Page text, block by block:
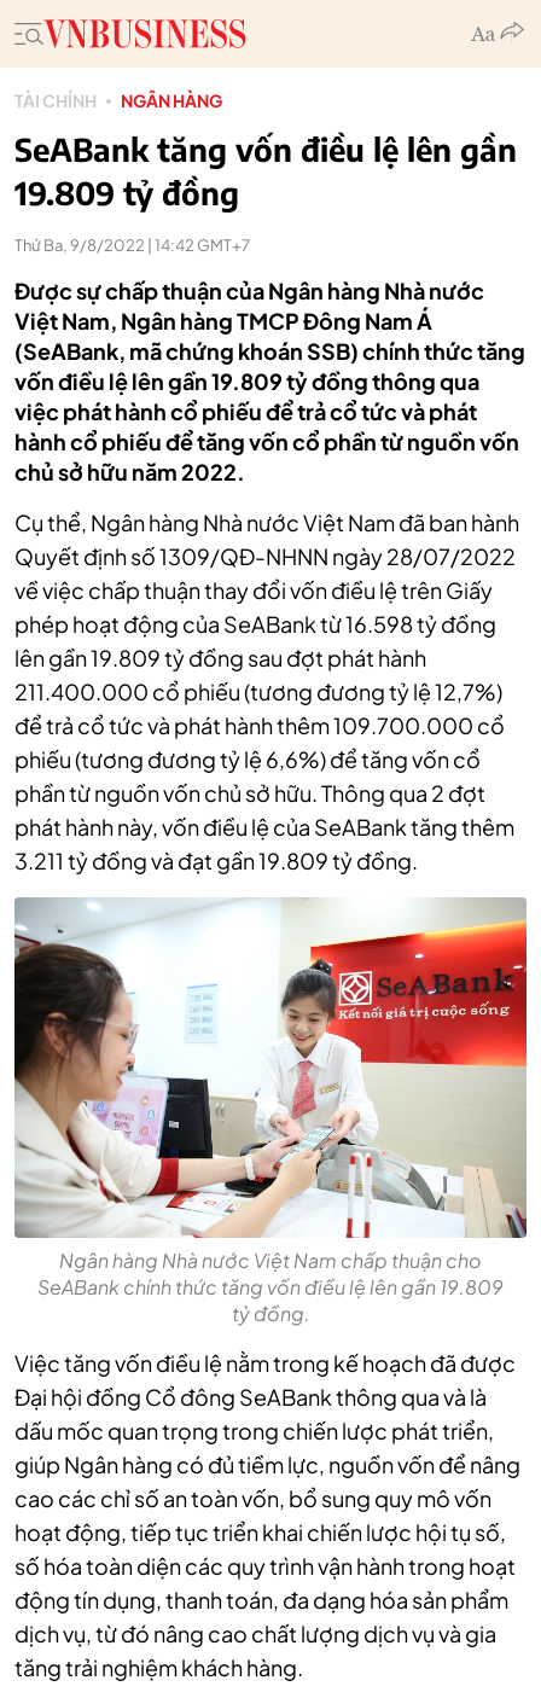
TÀI CHÍNH NGÂN HÀNG
SeABank tăng vốn điều lệ lên gần
19.809 tỷ đồng
Thứ Ba, 9/8/2022 | 14:42 GMT+7
Được sự chấp thuận của Ngân hàng Nhà nước
Việt Nam, Ngân hàng TMCP Đông Nam Á
(SeABank, mã chứng khoán SSB) chính thức tăng
vốn điều lệ lên gần 19.809 tỷ đồng thông qua
việc phát hành cổ phiếu để trả cổ tức và phát
hành cổ phiếu để tăng vốn cổ phần từ nguồn vốn
chủ sở hữu năm 2022.
Cụ thể, Ngân hàng Nhà nước Việt Nam đã ban hành
Quyết định số 1309/QĐ-NHNN ngày 28/07/2022
về việc chấp thuận thay đổi vốn điều lệ trên Giấy
phép hoạt động của SeABank từ 16.598 tỷ đồng
lên gần 19.809 tỷ đồng sau đợt phát hành
211.400.000 cổ phiếu (tương đương tỷ lệ 12,7%)
để trả cổ tức và phát hành thêm 109.700.000 cổ
phiếu (tương đương tỷ lệ 6,6%) để tăng vốn cổ
phần từ nguồn vốn chủ sở hữu. Thông qua 2 đợt
phát hành này, vốn điều lệ của SeABank tăng thêm
3.211 tỷ đồng và đạt gần 19.809 tỷ đồng.
Ngân hàng Nhà nước Việt Nam chấp thuận cho
SeABank chính thức tăng vốn điều lệ lên gần 19.809
tỷ đồng.
Việc tăng vốn điều lệ nằm trong kế hoạch đã được
Đại hội đồng Cổ đông SeABank thông qua và là
dấu mốc quan trọng trong chiến lược phát triển,
giúp Ngân hàng có đủ tiềm lực, nguồn vốn để nâng
cao các chỉ số an toàn vốn, bổ sung quy mô vốn
hoạt động, tiếp tục triển khai chiến lược hội tụ số,
số hóa toàn diện các quy trình vận hành trong hoạt
động tín dụng, thanh toán, đa dạng hóa sản phẩm
dịch vụ, từ đó nâng cao chất lượng dịch vụ và gia
tăng trải nghiệm khách hàng.